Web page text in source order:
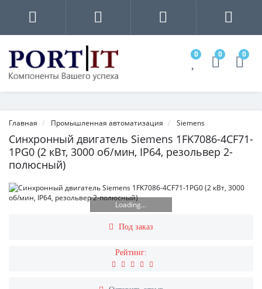
0 0 0
Главная Промышленная автоматизация Siemens
Синхронный двигатель Siemens 1FK7086-4CF71-
1PG0 (2 кВт, 3000 об/мин, IP64, резольвер 2-
полюсный)
Loading...
Под заказ
Рейтинг: